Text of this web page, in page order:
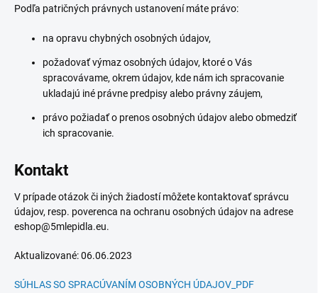
Podľa patričných právnych ustanovení máte právo:
na opravu chybných osobných údajov,
požadovať výmaz osobných údajov, ktoré o Vás
spracovávame, okrem údajov, kde nám ich spracovanie
ukladajú iné právne predpisy alebo právny záujem,
právo požiadať o prenos osobných údajov alebo obmedziť
ich spracovanie.
Kontakt
V prípade otázok či iných žiadostí môžete kontaktovať správcu
údajov, resp. poverenca na ochranu osobných údajov na adrese
eshop@5mlepidla.eu.
Aktualizované: 06.06.2023
SÚHLAS SO SPRACÚVANÍM OSOBNÝCH ÚDAJOV_PDF